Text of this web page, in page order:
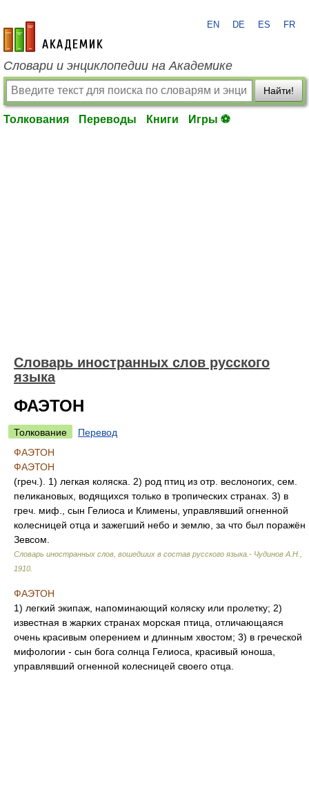
academic.ru
EN DE ES FR
Словари и энциклопедии на Академике
Найти!
Толкования Переводы Книги Игры ⚽
Словарь иностранных слов русского
языка
ФАЭТОН
Толкование
Перевод
ФАЭТОН
ФАЭТОН
(греч.). 1) легкая коляска. 2) род птиц из отр. веслоногих, сем.
пеликановых, водящихся только в тропических странах. 3) в
греч. миф., сын Гелиоса и Климены, управлявший огненной
колесницей отца и зажегший небо и землю, за что был поражён
Зевсом.
Словарь иностранных слов, вошедших в состав русского языка.- Чудинов А.Н.
1910
ФАЭТОН
1) легкий экипаж, напоминающий коляску или пролетку; 2)
известная в жарких странах морская птица, отличающаяся
очень красивым оперением и длинным хвостом; 3) в греческой
мифологии - сын бога солнца Гелиоса, красивый юноша,
управлявший огненной колесницей своего отца.